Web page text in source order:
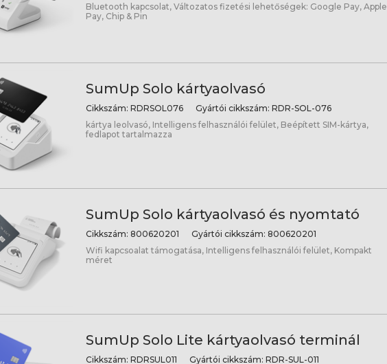
Bluetooth kapcsolat, Változatos fizetési lehetőségek: Google Pay, Apple
Pay, Chip & Pin
SumUp Solo kártyaolvasó
Cikkszám: RDRSOL076 Gyártói cikkszám: RDR-SOL-076
kártya leolvasó, Intelligens felhasználói felület, Beépített SIM-kártya,
fedlapot tartalmazza
SumUp Solo kártyaolvasó és nyomtató
Cikkszám: 800620201 Gyártói cikkszám: 800620201
Wifi kapcsoalat támogatása, Intelligens felhasználói felület, Kompakt
méret
SumUp Solo Lite kártyaolvasó terminál
Cikkszám: RDRSUL011 Gyártói cikkszám: RDR-SUL-011